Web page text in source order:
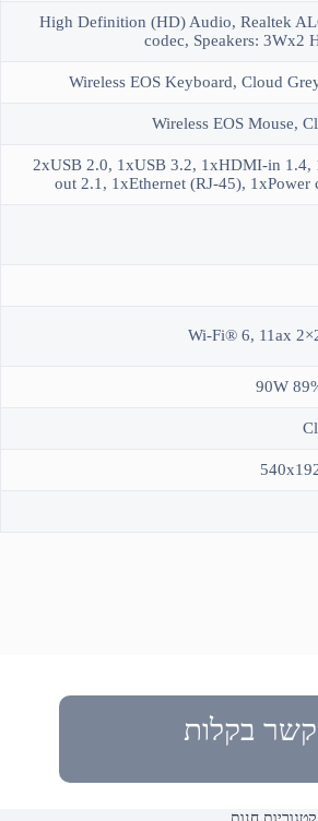
High Definition (HD) Audio, Realtek
codec, Speakers: 3Wx2
Wireless EOS Keyboard, Cloud
Wireless EOS Mouse,
2xUSB 2.0, 1xUSB 3.2, 1xHDMI-in
out 2.1, 1xEthernet (RJ-45), 1xPower
Wi-Fi® 6, 11ax
90W
קשר בקלות
קטגוריות חנות